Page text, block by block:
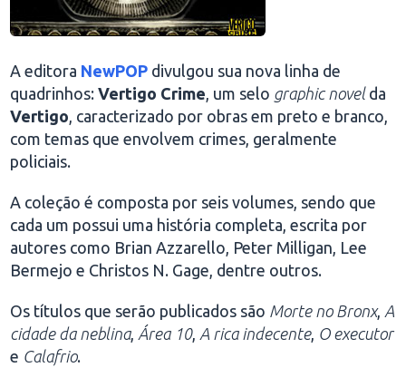
A editora NewPOP divulgou sua nova linha de
quadrinhos:Vertigo Crime, um selo graphic novelda
Vertigo, caracterizado por obras em preto e branco,
com temas que envolvem crimes, geralmente
policiais.
A coleção é composta por seis volumes, sendo que
cada um possui uma história completa, escrita por
autores como Brian Azzarello, Peter Milligan, Lee
Bermejo e Christos N. Gage, dentre outros.
Os títulos que serão publicados são Morte no Bronx, A
cidade da neblina, Área 10, A rica indecente, O executor
e Calafrio.